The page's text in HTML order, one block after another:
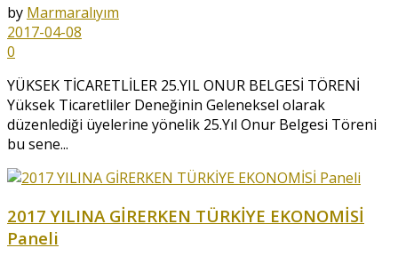
by Marmaralıyım
2017-04-08
0
YÜKSEK TİCARETLİLER 25.YIL ONUR BELGESİ TÖRENİ
Yüksek Ticaretliler Deneğinin Geleneksel olarak
düzenlediği üyelerine yönelik 25.Yıl Onur Belgesi Töreni
bu sene...
2017 YILINA GİRERKEN TÜRKİYE EKONOMİSİ
Paneli